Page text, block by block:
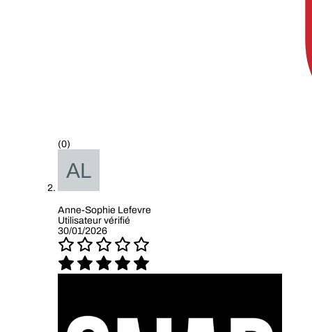
(0)
Anne-Sophie Lefevre
Utilisateur vérifié
30/01/2026